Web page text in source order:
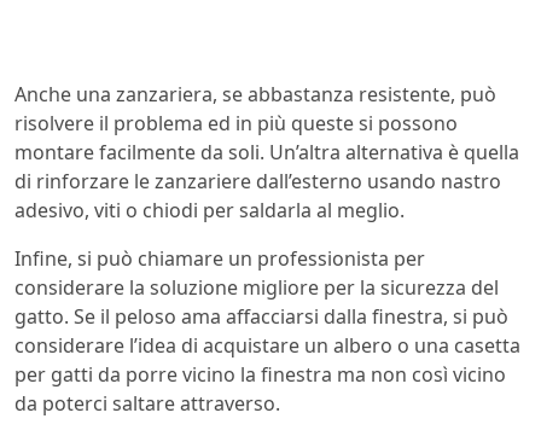
Anche una zanzariera, se abbastanza resistente, può
risolvere il problema ed in più queste si possono
montare facilmente da soli. Un’altra alternativa è quella
di rinforzare le zanzariere dall’esterno usando nastro
adesivo, viti o chiodi per saldarla al meglio.
Infine, si può chiamare un professionista per
considerare la soluzione migliore per la sicurezza del
gatto. Se il peloso ama affacciarsi dalla finestra, si può
considerare l’idea di acquistare un albero o una casetta
per gatti da porre vicino la finestra ma non così vicino
da poterci saltare attraverso.